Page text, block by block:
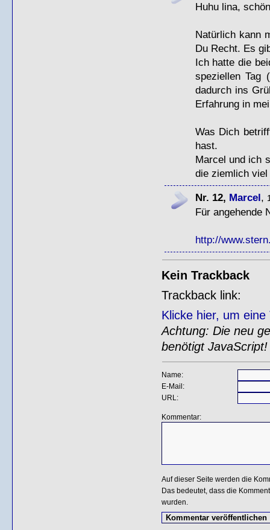
Huhu lina,
Natürlich kann
Du Recht. Es
Ich hatte die
speziellen Tag
dadurch ins
Erfahrung in
Was Dich
hast.
Marcel und ich
die ziemlich
Nr. 12, Marcel,
Für angehende
http://
Kein Trackback
Trackback link:
Klicke hier, um
Achtung: Die neu
benötigt JavaScript!
Name:
E-Mail:
URL:
Kommentar:
Auf dieser Seite werden die
Das bedeutet, dass die
wurden.